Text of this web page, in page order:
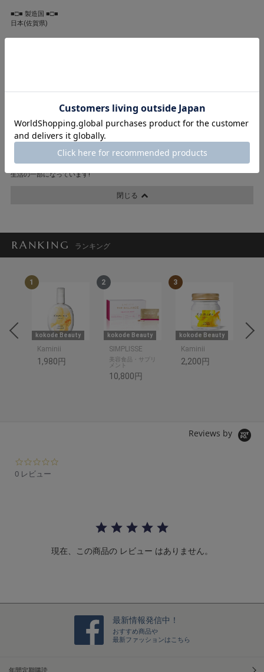
■□■ 製造国 ■□■
日本(佐賀県)
糖質を控えているから助かっています!病院の先生から、桑の葉茶を飲むように勧め
ましたが、毎日は飲みにくかったです。このクレンズなら、このままで美味しいか
ら毎日飲みやすいし、食事中、仕事中にも飲めるからすごく助かっています!
ピリッとくるクレンズお気に入りです!体をキレイにしたい時期なので、クレンズが
生活の一部になっています!
閉じる
RANKING ランキング
1
kokode Beauty
Kaminii
1,980円
2
kokode Beauty
SIMPLISSE
美容食品・サプリ
メント
10,800円
3
kokode Beauty
Kaminii
2,200円
美
Reviews by
i
0 レビュー
現在、この商品の レビュー はありません。
最新情報発信中！
おすすめ商品や
最新ファッションはこちら
年間定期購読